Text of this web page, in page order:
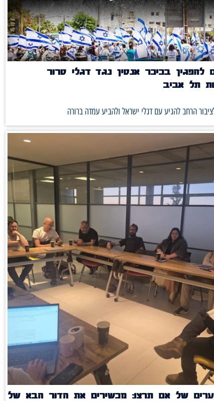
להפגין בכיכר אנטין נגד דגלי טרור
תל אביב
הרחב להגיע עם דגלי ישראל ולהביע עמדה ברורה
של אם תרצו: מכשירים את הדור הבא של